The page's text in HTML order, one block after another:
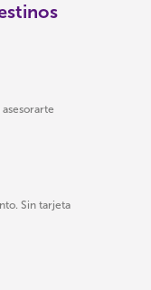
Sin tarjeta